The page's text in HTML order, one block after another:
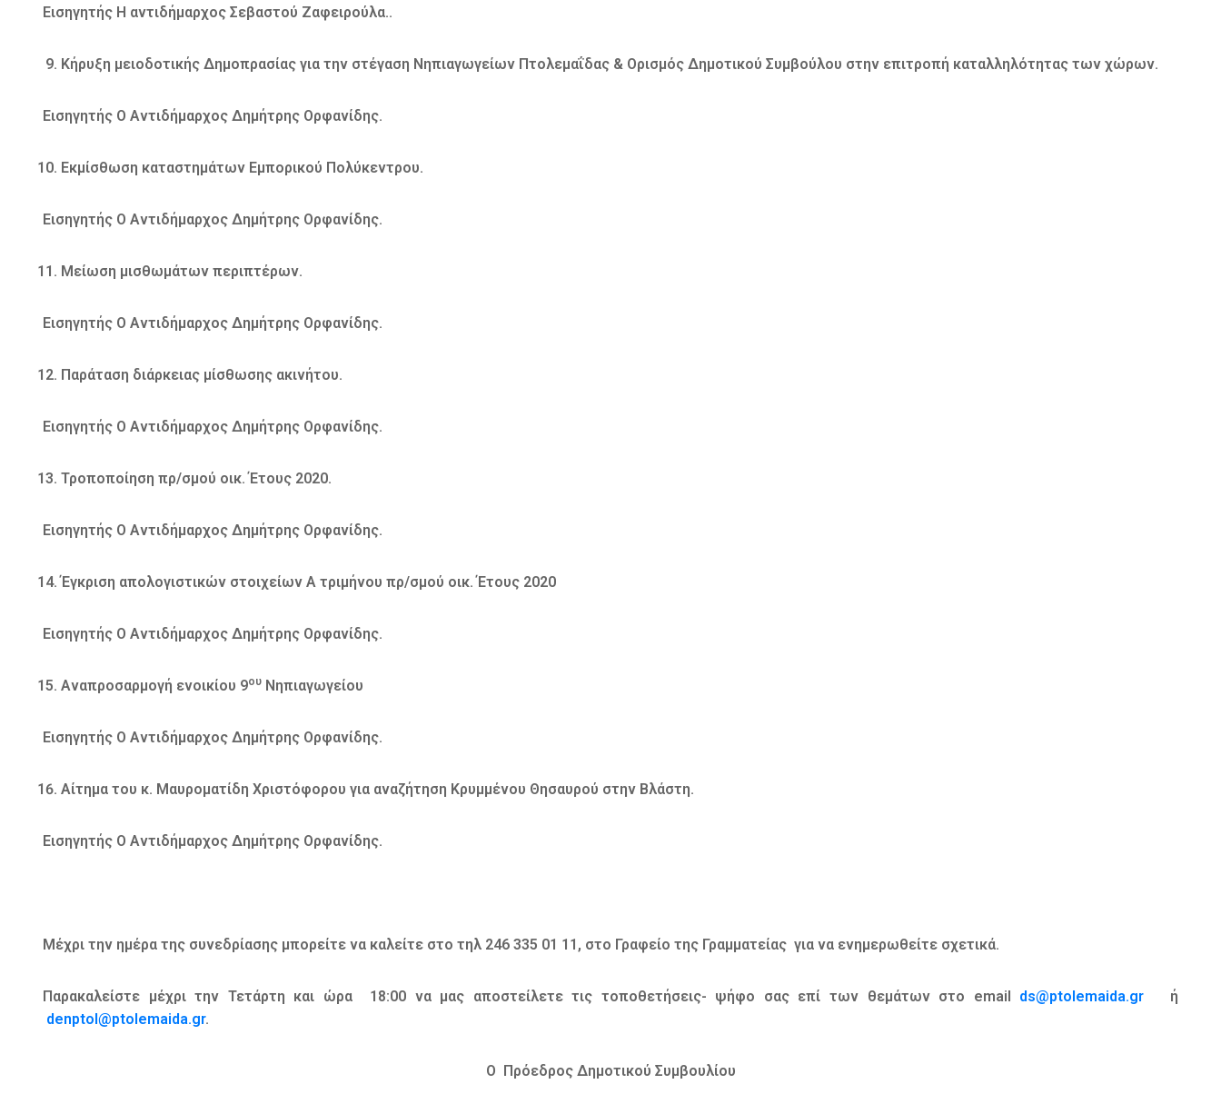
Εισηγητής Η αντιδήμαρχος Σεβαστού Ζαφειρούλα..
Κήρυξη μειοδοτικής Δημοπρασίας για την στέγαση Νηπιαγωγείων Πτολεμαΐδας & Ορισμός Δημοτικού Συμβούλου στην επιτροπή καταλληλότητας των χώρων.
Εισηγητής Ο Αντιδήμαρχος Δημήτρης Ορφανίδης.
Εκμίσθωση καταστημάτων Εμπορικού Πολύκεντρου.
Εισηγητής Ο Αντιδήμαρχος Δημήτρης Ορφανίδης.
Μείωση μισθωμάτων περιπτέρων.
Εισηγητής Ο Αντιδήμαρχος Δημήτρης Ορφανίδης.
Παράταση διάρκειας μίσθωσης ακινήτου.
Εισηγητής Ο Αντιδήμαρχος Δημήτρης Ορφανίδης.
Τροποποίηση πρ/σμού οικ. Έτους 2020.
Εισηγητής Ο Αντιδήμαρχος Δημήτρης Ορφανίδης.
Έγκριση απολογιστικών στοιχείων Α τριμήνου πρ/σμού οικ. Έτους 2020
Εισηγητής Ο Αντιδήμαρχος Δημήτρης Ορφανίδης.
Αναπροσαρμογή ενοικίου 9ου Νηπιαγωγείου
Εισηγητής Ο Αντιδήμαρχος Δημήτρης Ορφανίδης.
Αίτημα του κ. Μαυροματίδη Χριστόφορου για αναζήτηση Κρυμμένου Θησαυρού στην Βλάστη.
Εισηγητής Ο Αντιδήμαρχος Δημήτρης Ορφανίδης.
Μέχρι την ημέρα της συνεδρίασης μπορείτε να καλείτε στο τηλ 246 335 01 11, στο Γραφείο της Γραμματείας για να ενημερωθείτε σχετικά.
Παρακαλείστε μέχρι την Τετάρτη και ώρα 18:00 να μας αποστείλετε τις τοποθετήσεις- ψήφο σας επί των θεμάτων στο email ds@ptolemaida.gr ή
denptol@ptolemaida.gr.
Ο Πρόεδρος Δημοτικού Συμβουλίου